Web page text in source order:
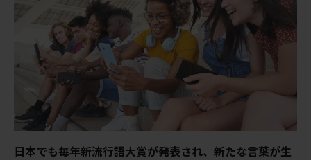
日本でも毎年新流行語大賞が発表され、新たな言葉が生